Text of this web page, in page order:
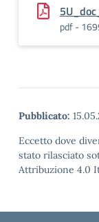
pdf -
Pubblicato:
Eccetto dove
stato rilasciato
Attribuzione 4.0